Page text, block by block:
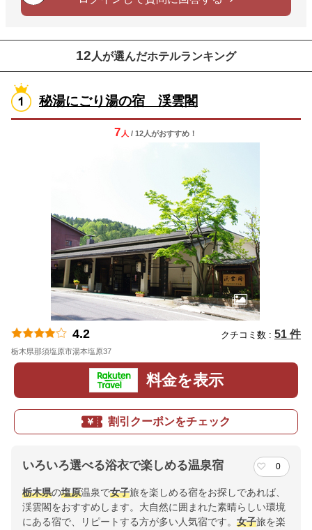
12 人が選んだホテルランキング
秘湯にごり湯の宿 渓雲閣
7 人 / 12人がおすすめ！
4.2 クチコミ数 : 51 件
栃木県那須塩原市湯本塩原37
料金を表示
割引クーポンをチェック
いろいろ選べる浴衣で楽しめる温泉宿 0
栃木県の塩原温泉で女子旅を楽しめる宿をお探しであれば、
渓雲閣をおすすめします。大自然に囲まれた素晴らしい環境
にある宿で、リピートする方が多い人気宿です。 女子旅を楽